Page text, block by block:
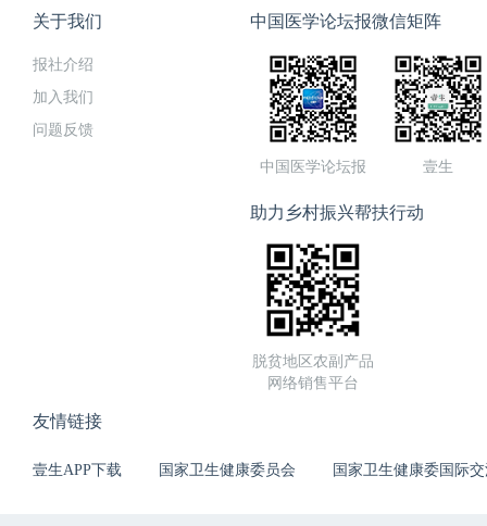
关于我们
报社介绍
加入我们
问题反馈
中国医学论坛报微信矩阵
中国医学论坛报 壹生
助力乡村振兴帮扶行动
脱贫地区农副产品
网络销售平台
友情链接
壹生APP下载 国家卫生健康委员会 国家卫生健康委国际